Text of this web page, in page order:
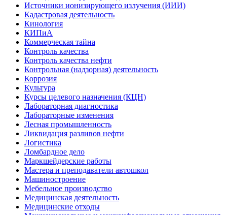
Источники ионизирующего излучения (ИИИ)
Кадастровая деятельность
Кинология
КИПиА
Коммерческая тайна
Контроль качества
Контроль качества нефти
Контрольная (надзорная) деятельность
Коррозия
Культура
Курсы целевого назначения (КЦН)
Лабораторная диагностика
Лабораторные изменения
Лесная промышленность
Ликвидация разливов нефти
Логистика
Ломбардное дело
Маркшейдерские работы
Мастера и преподаватели автошкол
Машиностроение
Мебельное производство
Медицинская деятельность
Медицинские отходы